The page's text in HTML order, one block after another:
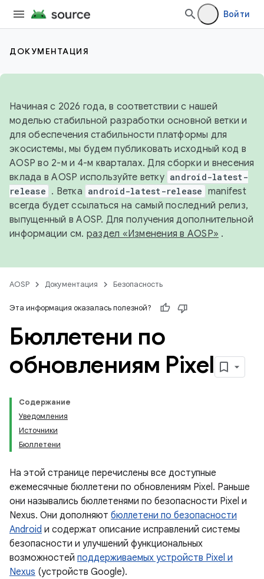
Войти
ДОКУМЕНТАЦИЯ
Начиная с 2026 года, в соответствии с нашей
моделью стабильной разработки основной ветки и
для обеспечения стабильности платформы для
экосистемы, мы будем публиковать исходный код в
AOSP во 2-м и 4-м кварталах. Для сборки и внесения
вклада в AOSP используйте ветку android-latest-
release . Ветка android-latest-release manifest
всегда будет ссылаться на самый последний релиз,
выпущенный в AOSP. Для получения дополнительной
информации см. раздел «Изменения в AOSP» .
AOSP Документация Безопасность
Эта информация оказалась полезной?
Бюллетени по
обновлениям Pixel
Содержание
Уведомления
Источники
Бюллетени
На этой странице перечислены все доступные
ежемесячные бюллетени по обновлениям Pixel. Раньше
они назывались бюллетенями по безопасности Pixel и
Nexus. Они дополняют бюллетени по безопасности
Android и содержат описание исправлений системы
безопасности и улучшений функциональных
возможностей поддерживаемых устройств Pixel и
Nexus (устройств Google).